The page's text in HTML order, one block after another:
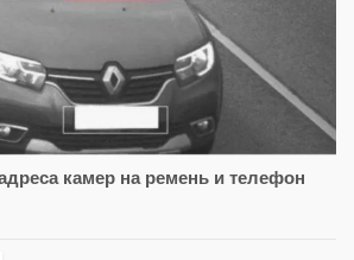
камер на ремень и телефон